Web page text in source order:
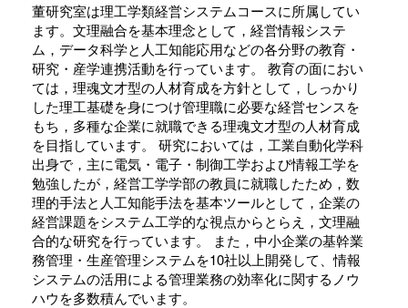
董研究室は理工学類経営システムコースに所属してい
ます。文理融合を基本理念として，経営情報システ
ム，データ科学と人工知能応用などの各分野の教育・
研究・産学連携活動を行っています。 教育の面におい
ては，理魂文才型の人材育成を方針として，しっかり
した理工基礎を身につけ管理職に必要な経営センスを
もち，多種な企業に就職できる理魂文才型の人材育成
を目指しています。 研究においては，工業自動化学科
出身で，主に電気・電子・制御工学および情報工学を
勉強したが，経営工学学部の教員に就職したため，数
理的手法と人工知能手法を基本ツールとして，企業の
経営課題をシステム工学的な視点からとらえ，文理融
合的な研究を行っています。 また，中小企業の基幹業
務管理・生産管理システムを10社以上開発して、情報
システムの活用による管理業務の効率化に関するノウ
ハウを多数積んでいます。